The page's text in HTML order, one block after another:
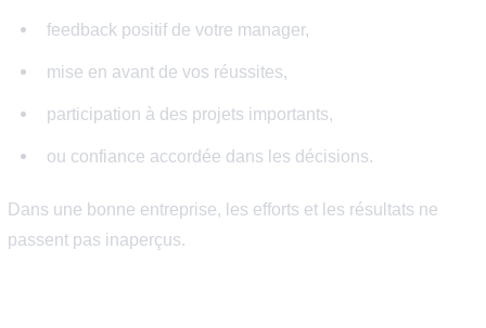
Pourquoi c’est important ?
Le développement des compétences est l’un des
facteurs de satisfaction et d’employabilité à long terme.
Signe n°2 : Votre travail est